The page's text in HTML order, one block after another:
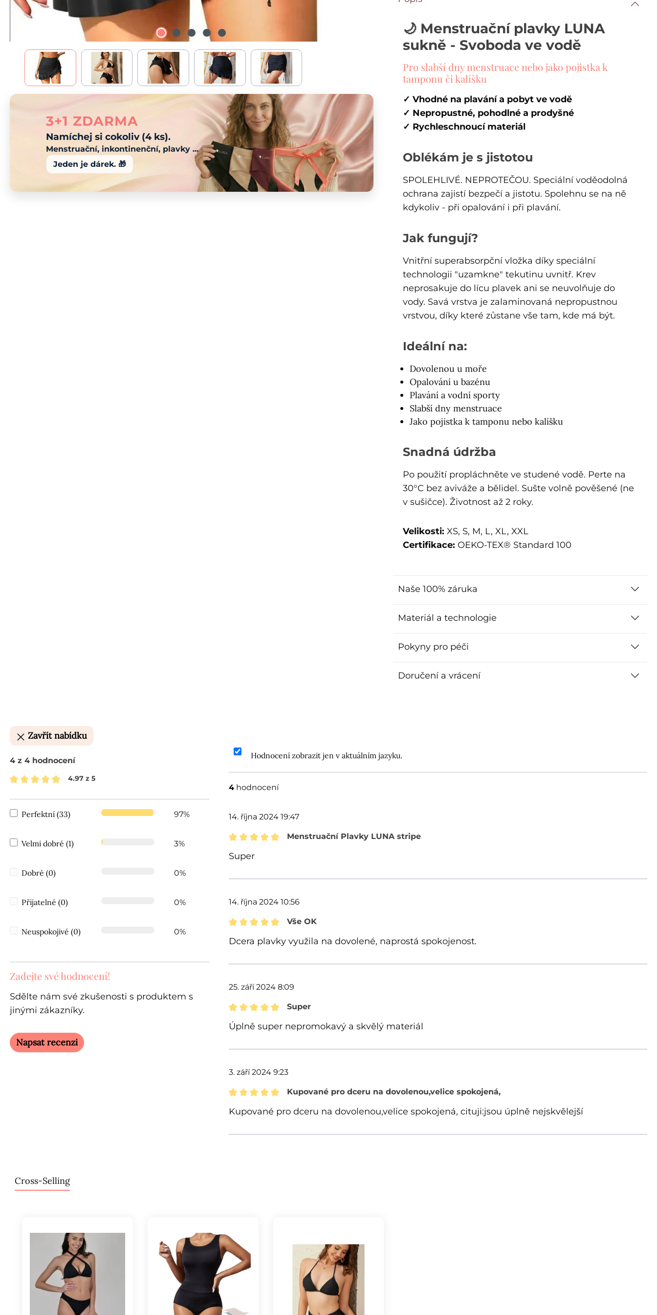
3+1 ZDARMA
Namíchej si cokoliv (4 ks).
Menstruační, inkontinenční, plavky ...
Jeden je dárek. 🎁
🌙 Menstruační plavky LUNA
sukně - Svoboda ve vodě
Pro slabší dny menstruace nebo jako pojistka k
tamponu či kalíšku
✓ Vhodné na plavání a pobyt ve vodě
✓ Nepropustné, pohodlné a prodyšné
✓ Rychleschnoucí materiál
Oblékám je s jistotou
SPOLEHLIVÉ. NEPROTEČOU. Speciální voděodolná
ochrana zajistí bezpečí a jistotu. Spolehnu se na ně
kdykoliv - při opalování i při plavání.
Jak fungují?
Vnitřní superabsorpční vložka díky speciální
technologii "uzamkne" tekutinu uvnitř. Krev
neprosakuje do lícu plavek ani se neuvolňuje do
vody. Savá vrstva je zalaminovaná nepropustnou
vrstvou, díky které zůstane vše tam, kde má být.
Ideální na:
Dovolenou u moře
Opalování u bazénu
Plavání a vodní sporty
Slabší dny menstruace
Jako pojistka k tamponu nebo kalíšku
Snadná údržba
Po použití propláchněte ve studené vodě. Perte na
30°C bez aviváže a bělidel. Sušte volně pověšené (ne
v sušičce). Životnost až 2 roky.
Velikosti: XS, S, M, L, XL, XXL
Certifikace: OEKO-TEX® Standard 100
Naše 100% záruka
Materiál a technologie
Pokyny pro péči
Doručení a vrácení
Zavřít nabídku
4 z 4 hodnocení
4.97 z 5
Perfektní (33) 97%
Velmi dobré (1) 3%
Dobré (0) 0%
Přijatelné (0) 0%
Neuspokojivé (0) 0%
Zadejte své hodnocení!
Sdělte nám své zkušenosti s produktem s
jinými zákazníky.
Napsat recenzi
Hodnocení zobrazit jen v aktuálním jazyku.
4 hodnocení
14. října 2024 19:47
Recenze s hodnocením 5 z 5 hvězd
Menstruační Plavky LUNA stripe
Super
14. října 2024 10:56
Recenze s hodnocením 5 z 5 hvězd
Vše OK
Dcera plavky využila na dovolené, naprostá spokojenost.
25. září 2024 8:09
Recenze s hodnocením 5 z 5 hvězd
Super
Úplně super nepromokavý a skvělý materiál
3. září 2024 9:23
Recenze s hodnocením 5 z 5 hvězd
Kupované pro dceru na dovolenou,velice spokojená,
Kupované pro dceru na dovolenou,velice spokojená, cituji:jsou úplně nejskvělejší
Cross-Selling